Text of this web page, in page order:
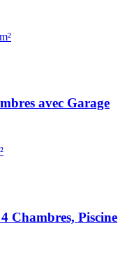
avec Garage
Chambres, Piscine